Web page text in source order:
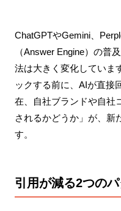
ChatGPTやGemini、
（Answer Engine）の普
法は大きく変化していま
ックする前に、AIが直接
在、自社ブランドや自社
されるかどうか」が、新
す。
引用が減る2つの